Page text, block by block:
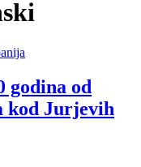
godina od
kod Jurjevih